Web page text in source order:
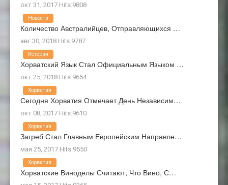
окт 31, 2017 Hits:9808
Количество Австралийцев, Отправляющихся …
авг 30, 2018 Hits:9787
Новости
Хорватский Язык Стал Официальным Языком …
окт 25, 2018 Hits:9654
История
Сегодня Хорватия Отмечает День Независим…
окт 08, 2017 Hits:9610
Хорватия
Загреб Стал Главным Европейским Направле…
мая 25, 2017 Hits:9550
Хорватия
Хорватские Виноделы Считают, Что Вино, С…
Хорватия